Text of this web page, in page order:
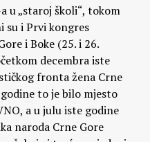
u „staroj školi“, tokom
su i Prvi kongres
i Boke (25. i 26.
decembra iste
fronta žena Crne
to je bilo mjesto
a u julu iste godine
naroda Crne Gore